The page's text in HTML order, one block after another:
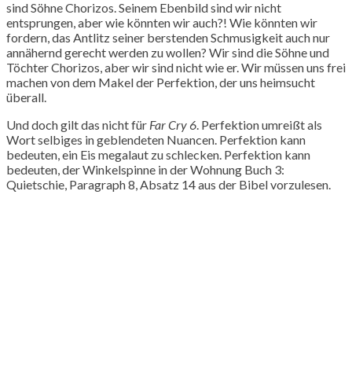
sind Söhne Chorizos. Seinem Ebenbild sind wir nicht
entsprungen, aber wie könnten wir auch?! Wie könnten wir
fordern, das Antlitz seiner berstenden Schmusigkeit auch nur
annähernd gerecht werden zu wollen? Wir sind die Söhne und
Töchter Chorizos, aber wir sind nicht wie er. Wir müssen uns frei
machen von dem Makel der Perfektion, der uns heimsucht
überall.
Und doch gilt das nicht für Far Cry 6. Perfektion umreißt als
Wort selbiges in geblendeten Nuancen. Perfektion kann
bedeuten, ein Eis megalaut zu schlecken. Perfektion kann
bedeuten, der Winkelspinne in der Wohnung Buch 3:
Quietschie, Paragraph 8, Absatz 14 aus der Bibel vorzulesen.